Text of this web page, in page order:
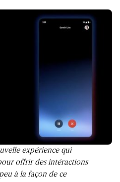
expérience qui
offrir des intéractions
à la façon de ce